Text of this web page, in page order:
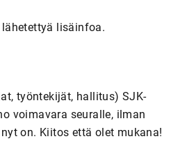
lisäinfoa.
työntekijät, hallitus) SJK-
voimavara seuralle, ilman
on. Kiitos että olet mukana!